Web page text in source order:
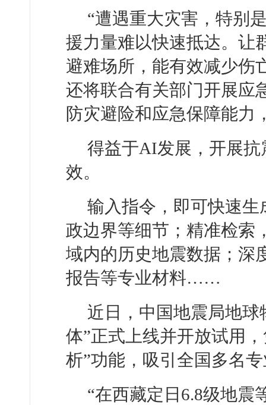
“遭遇重大灾害，特别
援力量难以快速抵达。让
避难场所，能有效减少伤
还将联合有关部门开展应
防灾避险和应急保障能力
得益于AI发展，开展
效。
输入指令，即可快速
政边界等细节；精准检索
域内的历史地震数据；深
报告等专业材料……
近日，中国地震局地
体”正式上线并开放试用
析”功能，吸引全国多名
“在西藏定日6.8级地震